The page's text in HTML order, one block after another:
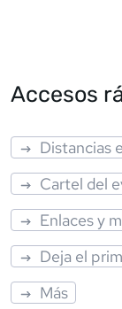
Accesos
Distancias
Cartel del
Enlaces y
Deja el
Más